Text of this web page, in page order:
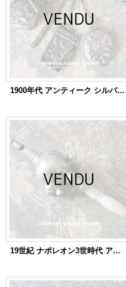
1900年代 アンティーク シルバー製 シャトレーヌ ヤドリギ
19世紀 ナポレオン3世時代 アンティーク ラトル シルバー製 幾何学模様